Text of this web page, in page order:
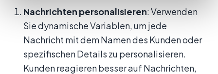
Nachrichten personalisieren: Verwenden
Sie dynamische Variablen, um jede
Nachricht mit dem Namen des Kunden oder
spezifischen Details zu personalisieren.
Kunden reagieren besser auf Nachrichten,